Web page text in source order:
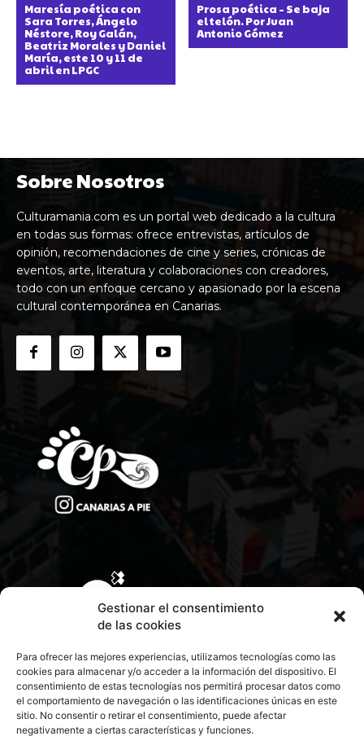
Gestionar el consentimiento
de las cookies
Para ofrecer las mejores experiencias, utilizamos tecnologías como las
cookies para almacenar y/o acceder a la información del dispositivo. El
consentimiento de estas tecnologías nos permitirá procesar datos como
el comportamiento de navegación o las identificaciones únicas en este
sitio. No consentir o retirar el consentimiento, puede afectar
negativamente a ciertas características y funciones.
Maresía poética con
Sara Torres, Ángelo
Néstore, Roy Galán,
Beatriz Morales y Daniel
María, este 10 y 11 de
abril en LPGC
Prosa poética – Se baja
el telón. Por Juan
Antonio Gómez
Sobre Nosotros
Culturamania.com es un portal web dedicado a la cultura
en todas sus formas: ofrece entrevistas, artículos de
opinión, recomendaciones de cine y series, crónicas de
eventos, arte, literatura y colaboraciones con creadores,
todo con un enfoque cercano y apasionado por la escena
cultural contemporánea en Canarias.
CONTACTA CON NOSOTROS